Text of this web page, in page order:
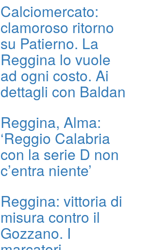
Calciomercato:
clamoroso ritorno
su Patierno. La
Reggina lo vuole
ad ogni costo. Ai
dettagli con Baldan
Reggina, Alma:
‘Reggio Calabria
con la serie D non
c’entra niente’
Reggina: vittoria di
misura contro il
Gozzano. I